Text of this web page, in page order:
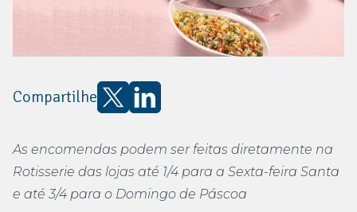
As encomendas podem ser feitas diretamente na
Rotisserie das lojas até 1/4 para a Sexta-feira Santa
e até 3/4 para o Domingo de Páscoa
Compartilhe